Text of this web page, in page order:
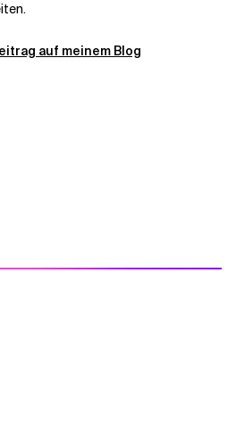
auf meinem Blog